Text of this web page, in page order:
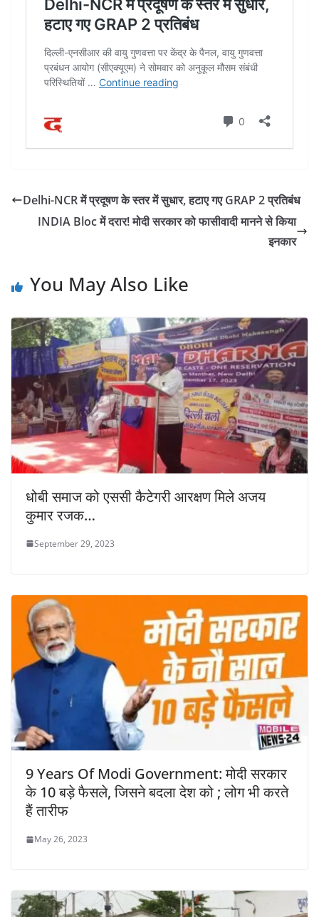
Delhi-NCR में प्रदूषण के स्तर में सुधार, हटाए गए GRAP 2 प्रतिबंध
INDIA Bloc में दरार! मोदी सरकार को फासीवादी मानने से किया
इनकार
You May Also Like
धोबी समाज को एससी कैटेगरी आरक्षण मिले अजय
कुमार रजक…
September 29, 2023
9 Years Of Modi Government: मोदी सरकार
के 10 बड़े फैसले, जिसने बदला देश को ; लोग भी करते
हैं तारीफ
May 26, 2023